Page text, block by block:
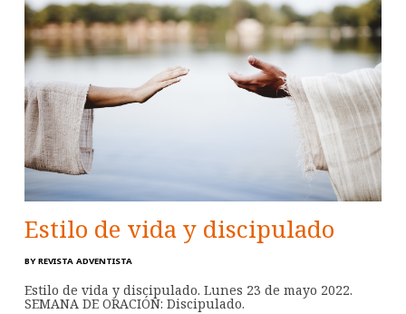
Estilo de vida y discipulado
BY REVISTA ADVENTISTA
Estilo de vida y discipulado. Lunes 23 de mayo 2022.
SEMANA DE ORACIÓN: Discipulado.